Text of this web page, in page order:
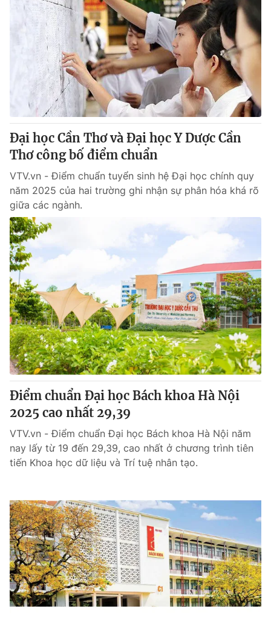
® Cấm sao chép dưới mọi hình thức nếu không có sự chấp
thuận bằng văn bản. Ghi rõ nguồn VTV.vn khi phát hành lại
thông tin từ website này.
Đại học Cần Thơ và Đại học Y Dược Cần
Thơ công bố điểm chuẩn
VTV.vn - Điểm chuẩn tuyển sinh hệ Đại học chính quy
năm 2025 của hai trường ghi nhận sự phân hóa khá rõ
giữa các ngành.
Điểm chuẩn Đại học Bách khoa Hà Nội
2025 cao nhất 29,39
VTV.vn - Điểm chuẩn Đại học Bách khoa Hà Nội năm
nay lấy từ 19 đến 29,39, cao nhất ở chương trình tiên
tiến Khoa học dữ liệu và Trí tuệ nhân tạo.